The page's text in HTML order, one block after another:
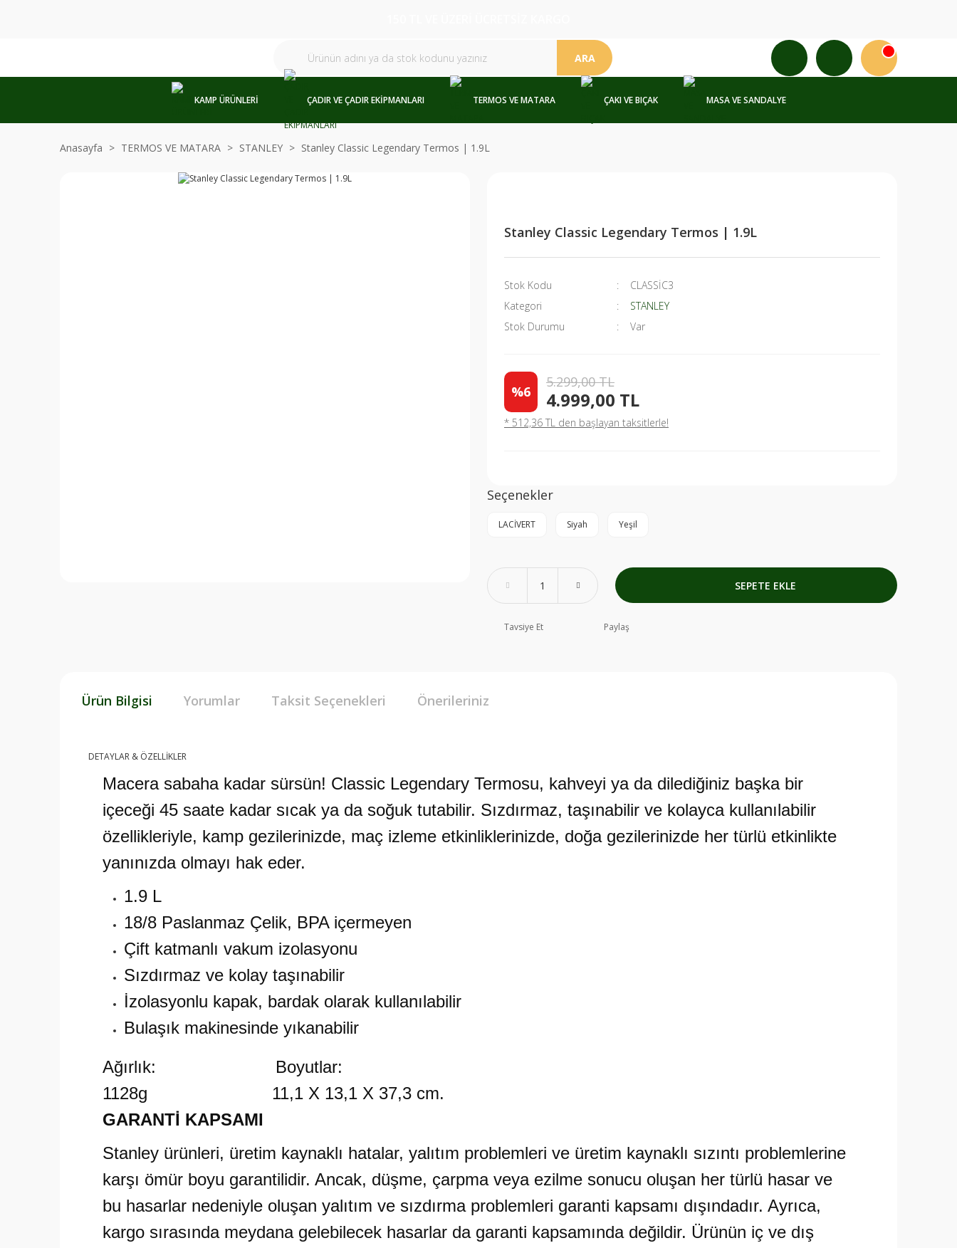
ARA
KAMP ÜRÜNLERİ ÇADIR VE ÇADIR EKİPMANLARI TERMOS VE MATARA ÇAKI VE BIÇAK MASA VE SANDALYE
Anasayfa TERMOS VE MATARA STANLEY Stanley Classic Legendary Termos | 1.9L
Stanley Classic Legendary Termos | 1.9L
Stok Kodu
CLASSİC3
Kategori
STANLEY
Stok Durumu
Var
%6
5.299,00 TL
4.999,00 TL
* 512,36 TL den başlayan taksitlerle!
Seçenekler
LACİVERT Siyah Yeşil
SEPETE EKLE
Tavsiye Et Paylaş
Ürün Bilgisi Yorumlar Taksit Seçenekleri Önerileriniz
DETAYLAR & ÖZELLİKLER
Macera sabaha kadar sürsün! Classic Legendary Termosu, kahveyi ya da dilediğiniz başka bir
içeceği 45 saate kadar sıcak ya da soğuk tutabilir. Sızdırmaz, taşınabilir ve kolayca kullanılabilir
özellikleriyle, kamp gezilerinizde, maç izleme etkinliklerinizde, doğa gezilerinizde her türlü etkinlikte
yanınızda olmayı hak eder.
1.9 L
18/8 Paslanmaz Çelik, BPA içermeyen
Çift katmanlı vakum izolasyonu
Sızdırmaz ve kolay taşınabilir
İzolasyonlu kapak, bardak olarak kullanılabilir
Bulaşık makinesinde yıkanabilir
Ağırlık: Boyutlar:
1128g 11,1 X 13,1 X 37,3 cm.
GARANTİ KAPSAMI
Stanley ürünleri, üretim kaynaklı hatalar, yalıtım problemleri ve üretim kaynaklı sızıntı problemlerine
karşı ömür boyu garantilidir. Ancak, düşme, çarpma veya ezilme sonucu oluşan her türlü hasar ve
bu hasarlar nedeniyle oluşan yalıtım ve sızdırma problemleri garanti kapsamı dışındadır. Ayrıca,
kargo sırasında meydana gelebilecek hasarlar da garanti kapsamında değildir. Ürünün iç ve dış